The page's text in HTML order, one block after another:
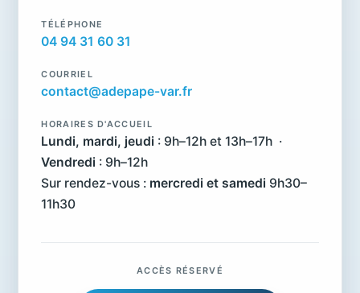
TÉLÉPHONE
04 94 31 60 31
COURRIEL
contact@adepape-var.fr
HORAIRES D'ACCUEIL
Lundi, mardi, jeudi : 9h–12h et 13h–17h ·
Vendredi : 9h–12h
Sur rendez-vous : mercredi et samedi 9h30–
11h30
ACCÈS RÉSERVÉ